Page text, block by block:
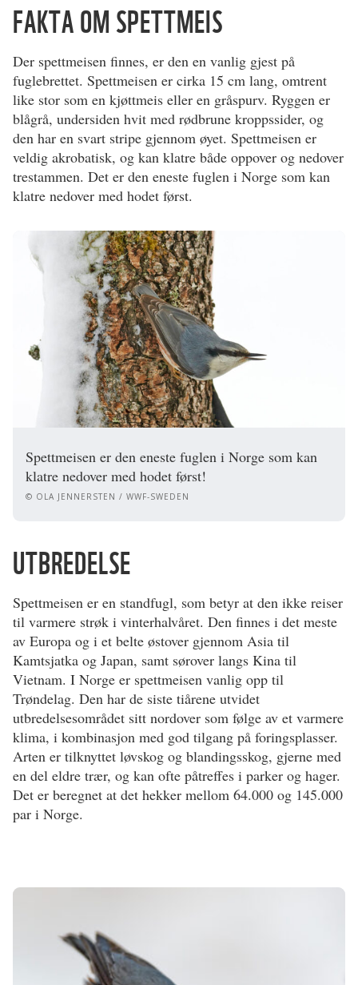
FAKTA OM SPETTMEIS
Der spettmeisen finnes, er den en vanlig gjest på
fuglebrettet. Spettmeisen er cirka 15 cm lang, omtrent
like stor som en kjøttmeis eller en gråspurv. Ryggen er
blågrå, undersiden hvit med rødbrune kroppssider, og
den har en svart stripe gjennom øyet. Spettmeisen er
veldig akrobatisk, og kan klatre både oppover og nedover
trestammen. Det er den eneste fuglen i Norge som kan
klatre nedover med hodet først.
Spettmeisen er den eneste fuglen i Norge som kan
klatre nedover med hodet først!
© OLA JENNERSTEN / WWF-SWEDEN
UTBREDELSE
Spettmeisen er en standfugl, som betyr at den ikke reiser
til varmere strøk i vinterhalvåret. Den finnes i det meste
av Europa og i et belte østover gjennom Asia til
Kamtsjatka og Japan, samt sørover langs Kina til
Vietnam. I Norge er spettmeisen vanlig opp til
Trøndelag. Den har de siste tiårene utvidet
utbredelsesområdet sitt nordover som følge av et varmere
klima, i kombinasjon med god tilgang på foringsplasser.
Arten er tilknyttet løvskog og blandingsskog, gjerne med
en del eldre trær, og kan ofte påtreffes i parker og hager.
Det er beregnet at det hekker mellom 64.000 og 145.000
par i Norge.